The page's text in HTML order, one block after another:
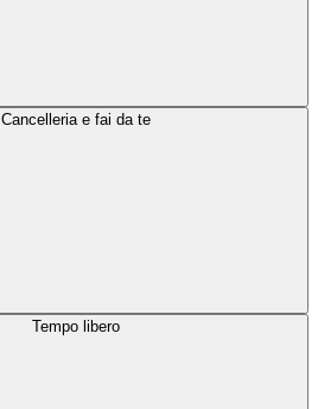
Cancelleria e fai da te
Tempo libero